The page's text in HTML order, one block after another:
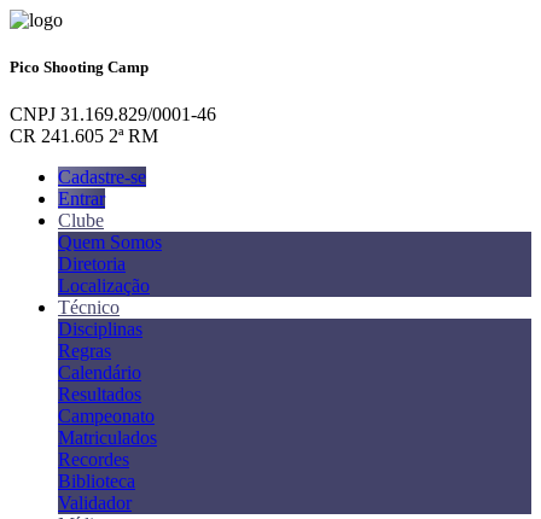
Pico Shooting Camp
CNPJ 31.169.829/0001-46
CR 241.605 2ª RM
Cadastre-se
Entrar
Clube
Quem Somos
Diretoria
Localização
Técnico
Disciplinas
Regras
Calendário
Resultados
Campeonato
Matriculados
Recordes
Biblioteca
Validador